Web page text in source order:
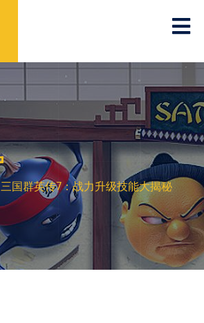
三国群英传7：战力升级技能大揭秘